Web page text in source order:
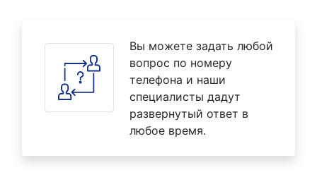
Вы можете задать любой
вопрос по номеру
телефона и наши
специалисты дадут
развернутый ответ в
любое время.